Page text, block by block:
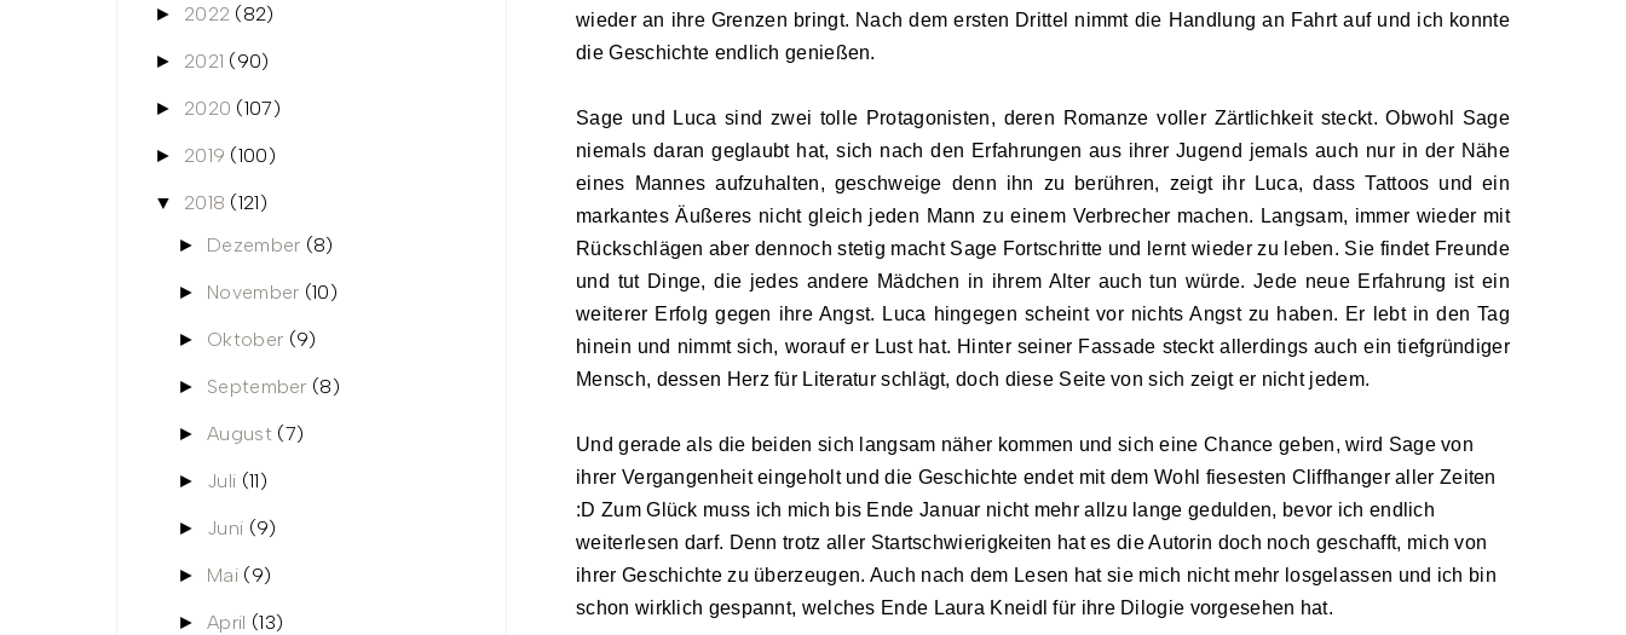
wieder an ihre Grenzen bringt. Nach dem ersten Drittel nimmt die Handlung an Fahrt auf und ich konnte
die Geschichte endlich genießen.
Sage und Luca sind zwei tolle Protagonisten, deren Romanze voller Zärtlichkeit steckt. Obwohl Sage
niemals daran geglaubt hat, sich nach den Erfahrungen aus ihrer Jugend jemals auch nur in der Nähe
eines Mannes aufzuhalten, geschweige denn ihn zu berühren, zeigt ihr Luca, dass Tattoos und ein
markantes Äußeres nicht gleich jeden Mann zu einem Verbrecher machen. Langsam, immer wieder mit
Rückschlägen aber dennoch stetig macht Sage Fortschritte und lernt wieder zu leben. Sie findet Freunde
und tut Dinge, die jedes andere Mädchen in ihrem Alter auch tun würde. Jede neue Erfahrung ist ein
weiterer Erfolg gegen ihre Angst. Luca hingegen scheint vor nichts Angst zu haben. Er lebt in den Tag
hinein und nimmt sich, worauf er Lust hat. Hinter seiner Fassade steckt allerdings auch ein tiefgründiger
Mensch, dessen Herz für Literatur schlägt, doch diese Seite von sich zeigt er nicht jedem.
Und gerade als die beiden sich langsam näher kommen und sich eine Chance geben, wird Sage von
ihrer Vergangenheit eingeholt und die Geschichte endet mit dem Wohl fiesesten Cliffhanger aller Zeiten
:D Zum Glück muss ich mich bis Ende Januar nicht mehr allzu lange gedulden, bevor ich endlich
weiterlesen darf. Denn trotz aller Startschwierigkeiten hat es die Autorin doch noch geschafft, mich von
ihrer Geschichte zu überzeugen. Auch nach dem Lesen hat sie mich nicht mehr losgelassen und ich bin
schon wirklich gespannt, welches Ende Laura Kneidl für ihre Dilogie vorgesehen hat.
► 2022 (82)
► 2021 (90)
► 2020 (107)
► 2019 (100)
▼ 2018 (121)
► Dezember (8)
► November (10)
► Oktober (9)
► September (8)
►August (7)
► Juli (11)
► Juni (9)
► Mai (9)
►April (13)